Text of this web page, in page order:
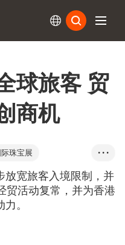
球旅客 贸
商机
际珠宝展
春季电子展
香港礼品及赠品展
• • •
放宽旅客入境限制，并
贸活动复常，并为香港
。